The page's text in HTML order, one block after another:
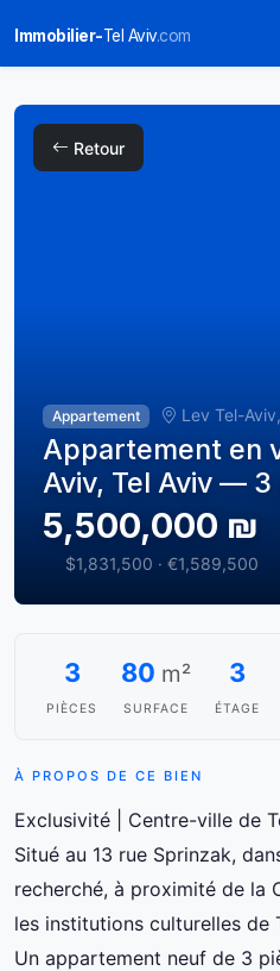
Immobilier-Tel Aviv.com
Retour
Appartement Lev Tel-
Appartement en
Aviv, Tel Aviv — 3
5,500,000 ₪
$1,831,500 · €1,589,500
3
PIÈCES
80 m²
SURFACE
3
ÉTAGE
À PROPOS DE CE BIEN
Exclusivité | Centre-ville de
Situé au 13 rue Sprinzak,
recherché, à proximité de la
les institutions culturelles de
Un appartement neuf de 3